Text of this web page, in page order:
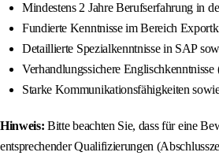
Mindestens 2 Jahre Berufserfahrung in
Fundierte Kenntnisse im Bereich
Detaillierte Spezialkenntnisse in SAP
Verhandlungssichere
Starke Kommunikationsfähigkeiten
Hinweis: Bitte beachten Sie, dass für eine
entsprechender Qualifizierungen